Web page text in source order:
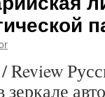
volant,
scripta
Review